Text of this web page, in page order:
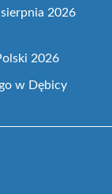
2026
2026
w Dębicy